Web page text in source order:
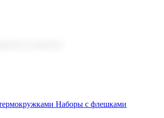
и клиентов.
Наборы с флешками